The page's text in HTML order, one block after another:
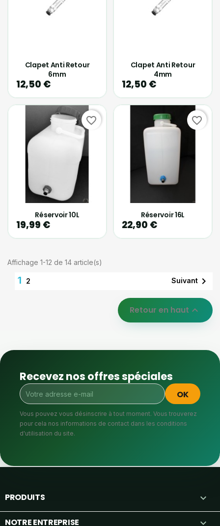
Clapet Anti Retour
6mm
12,50 €
Clapet Anti Retour
4mm
12,50 €
Réservoir 10L
19,99 €
favorite_border
Réservoir 16L
22,90 €
favorite_border
Affichage 1-12 de 14 article(s)
1 2 Suivant 
Retour en haut 
Recevez nos offres spéciales
Vous pouvez vous désinscrire à tout moment. Vous trouverez
pour cela nos informations de contact dans les conditions
d'utilisation du site.
PRODUITS 
NOTRE ENTREPRISE 